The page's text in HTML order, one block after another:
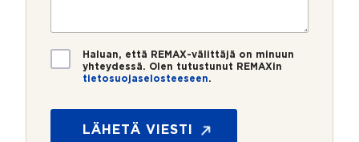
o
*
i
*
T
i
o
Haluan, että REMAX-välittäjä on minuun
yhteydessä. Olen tutustunut REMAXin
tietosuojaselosteeseen.
i
LÄHETÄ VIESTI